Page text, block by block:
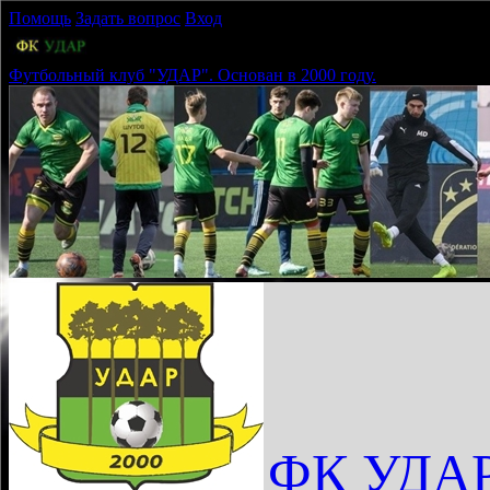
Помощь Задать вопрос Вход
Футбольный клуб "УДАР". Основан в 2000 году.
ФК